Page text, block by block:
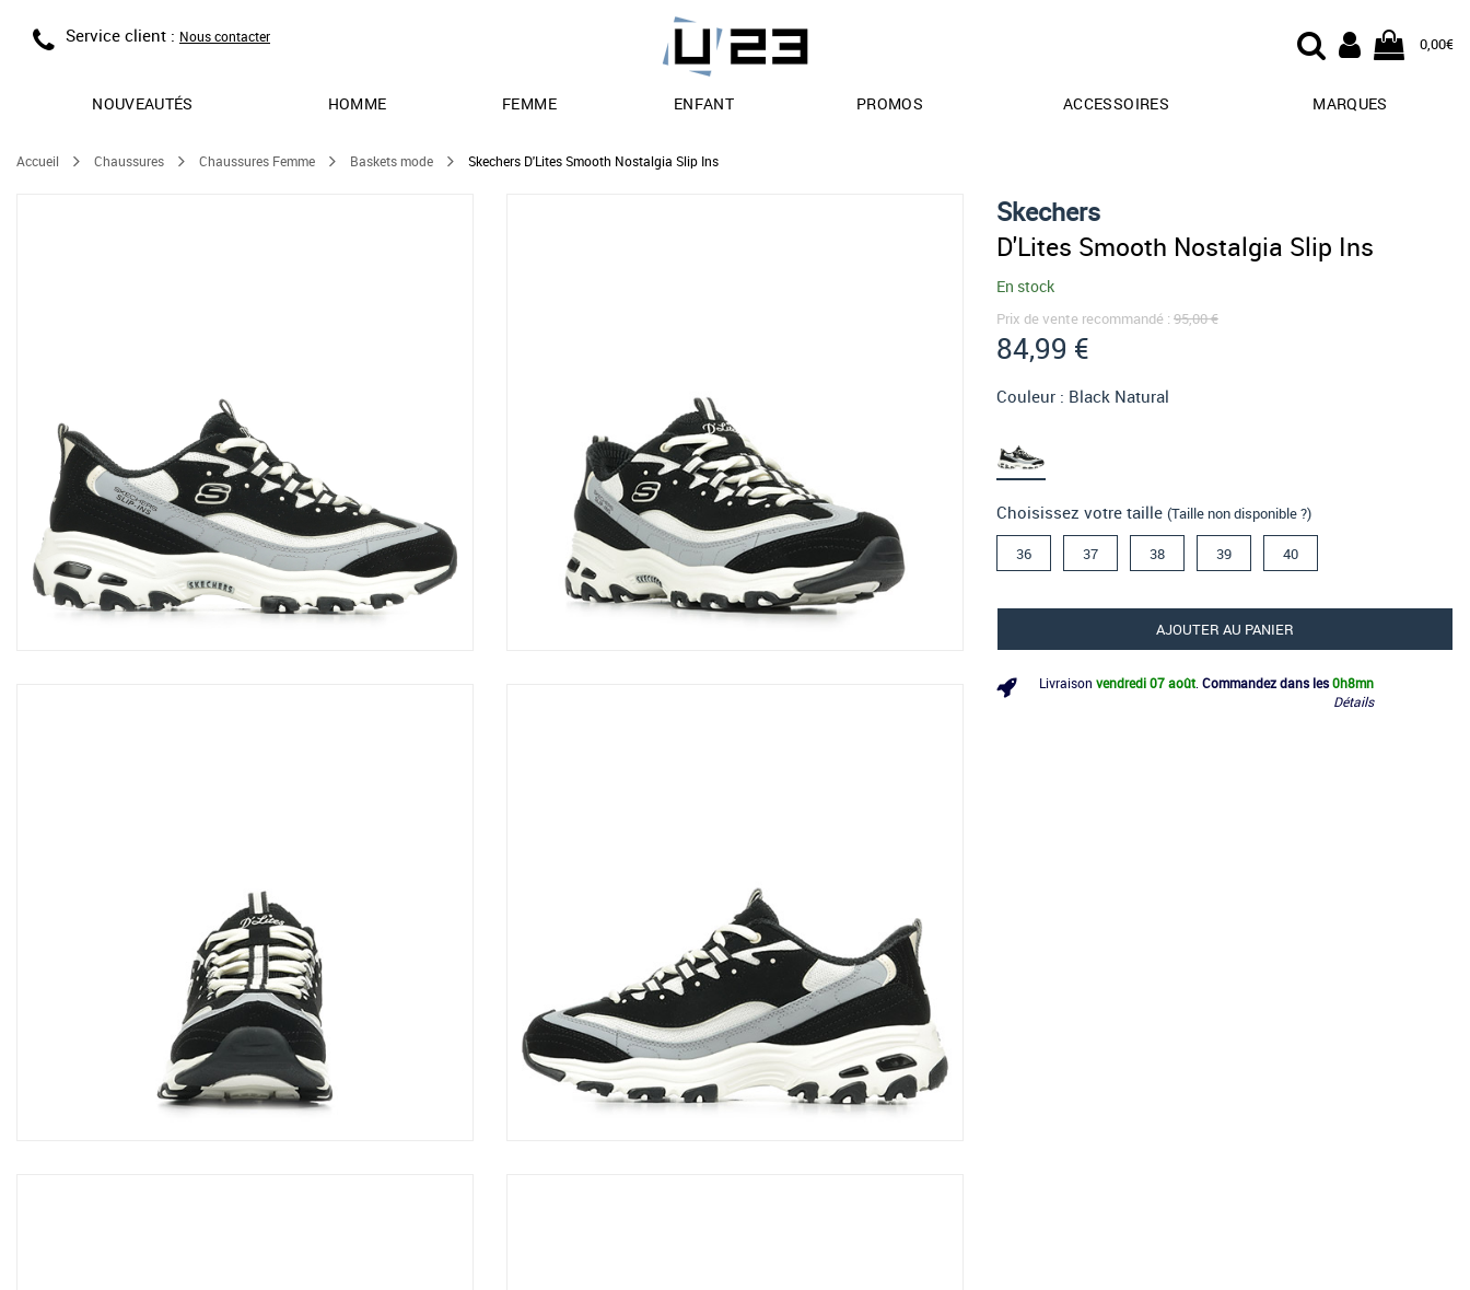
Service client : Nous contacter 0,00€
NOUVEAUTÉS HOMME FEMME ENFANT PROMOS ACCESSOIRES MARQUES
Accueil Chaussures Chaussures Femme Baskets mode Skechers D'Lites Smooth Nostalgia Slip Ins
Skechers
D'Lites Smooth Nostalgia Slip Ins
En stock
Prix de vente recommandé : 95,00 €
84,99 €
Couleur : Black Natural
Choisissez votre taille (Taille non disponible ?)
36 37 38 39 40
AJOUTER AU PANIER
Livraison vendredi 07 août Commandez dans les0h8mn
Détails